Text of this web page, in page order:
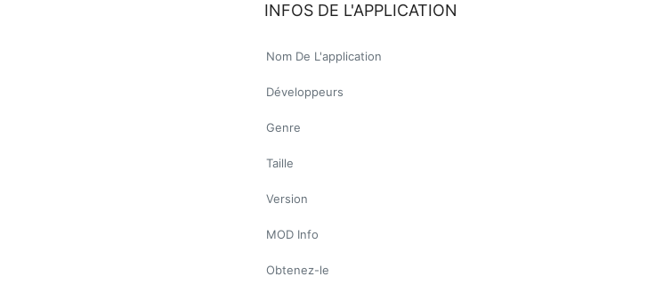
INFOS DE L'APPLICATION
Nom De L'application
Développeurs
Genre
Taille
Version
MOD Info
Obtenez-le